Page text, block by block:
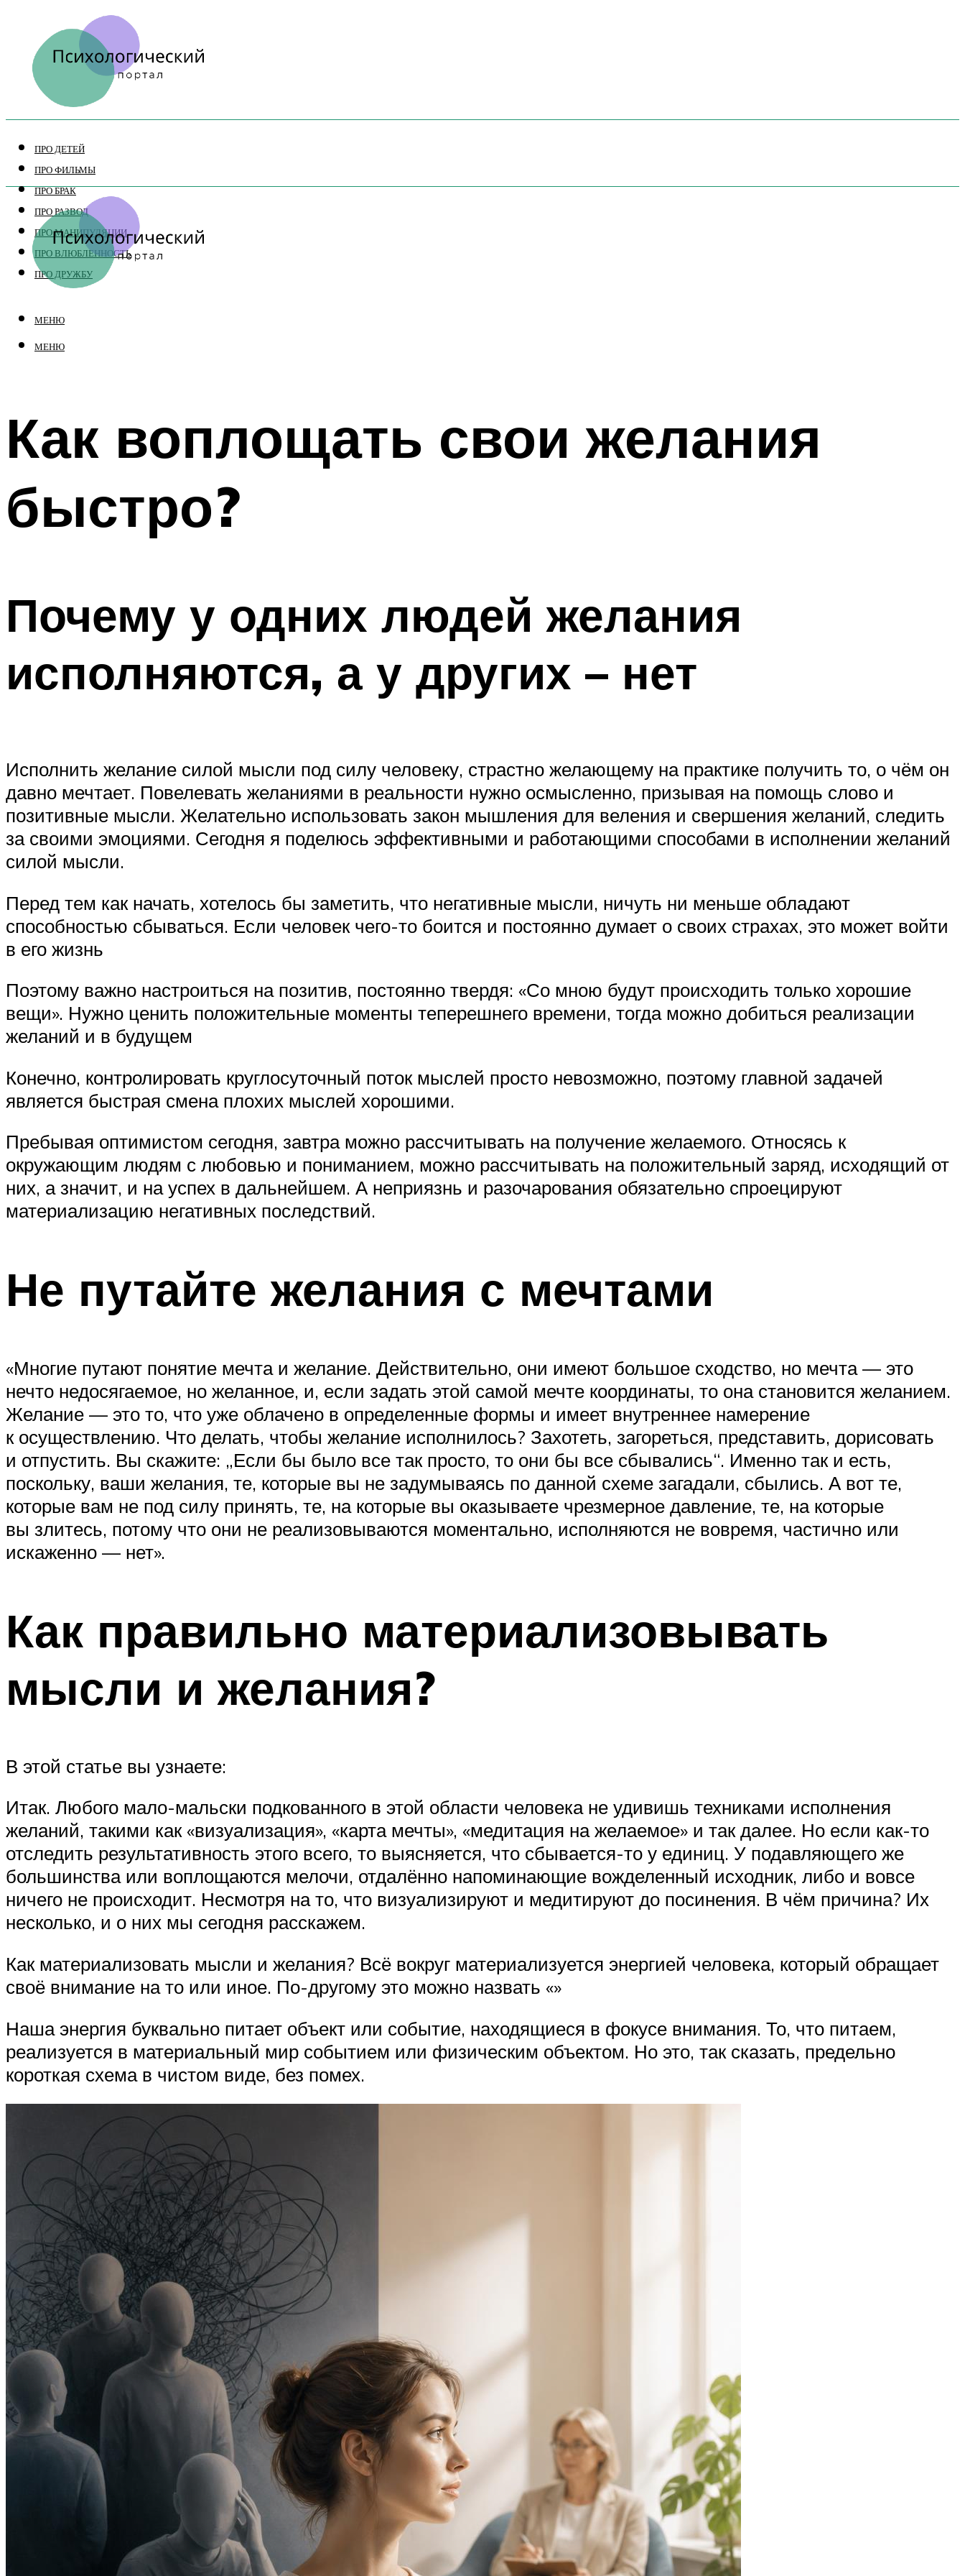
ПРО ДЕТЕЙ
ПРО ФИЛЬМЫ
ПРО БРАК
ПРО РАЗВОД
ПРО МАНИПУЛЯЦИИ
ПРО ВЛЮБЛЕННОСТЬ
ПРО ДРУЖБУ
МЕНЮ
МЕНЮ
Как воплощать свои желания
быстро?
Почему у одних людей желания
исполняются, а у других – нет
Исполнить желание силой мысли под силу человеку, страстно желающему на практике получить то, о чём он
давно мечтает. Повелевать желаниями в реальности нужно осмысленно, призывая на помощь слово и
позитивные мысли. Желательно использовать закон мышления для веления и свершения желаний, следить
за своими эмоциями. Сегодня я поделюсь эффективными и работающими способами в исполнении желаний
силой мысли.
Перед тем как начать, хотелось бы заметить, что негативные мысли, ничуть ни меньше обладают
способностью сбываться. Если человек чего-то боится и постоянно думает о своих страхах, это может войти
в его жизнь
Поэтому важно настроиться на позитив, постоянно твердя: «Со мною будут происходить только хорошие
вещи». Нужно ценить положительные моменты теперешнего времени, тогда можно добиться реализации
желаний и в будущем
Конечно, контролировать круглосуточный поток мыслей просто невозможно, поэтому главной задачей
является быстрая смена плохих мыслей хорошими.
Пребывая оптимистом сегодня, завтра можно рассчитывать на получение желаемого. Относясь к
окружающим людям с любовью и пониманием, можно рассчитывать на положительный заряд, исходящий от
них, а значит, и на успех в дальнейшем. А неприязнь и разочарования обязательно спроецируют
материализацию негативных последствий.
Не путайте желания с мечтами
«Многие путают понятие мечта и желание. Действительно, они имеют большое сходство, но мечта — это
нечто недосягаемое, но желанное, и, если задать этой самой мечте координаты, то она становится желанием.
Желание — это то, что уже облачено в определенные формы и имеет внутреннее намерение
к осуществлению. Что делать, чтобы желание исполнилось? Захотеть, загореться, представить, дорисовать
и отпустить. Вы скажите: „Если бы было все так просто, то они бы все сбывались“. Именно так и есть,
поскольку, ваши желания, те, которые вы не задумываясь по данной схеме загадали, сбылись. А вот те,
которые вам не под силу принять, те, на которые вы оказываете чрезмерное давление, те, на которые
вы злитесь, потому что они не реализовываются моментально, исполняются не вовремя, частично или
искаженно — нет».
Как правильно материализовывать
мысли и желания?
В этой статье вы узнаете:
Итак. Любого мало-мальски подкованного в этой области человека не удивишь техниками исполнения
желаний, такими как «визуализация», «карта мечты», «медитация на желаемое» и так далее. Но если как-то
отследить результативность этого всего, то выясняется, что сбывается-то у единиц. У подавляющего же
большинства или воплощаются мелочи, отдалённо напоминающие вожделенный исходник, либо и вовсе
ничего не происходит. Несмотря на то, что визуализируют и медитируют до посинения. В чём причина? Их
несколько, и о них мы сегодня расскажем.
Как материализовать мысли и желания? Всё вокруг материализуется энергией человека, который обращает
своё внимание на то или иное. По-другому это можно назвать «»
Наша энергия буквально питает объект или событие, находящиеся в фокусе внимания. То, что питаем,
реализуется в материальный мир событием или физическим объектом. Но это, так сказать, предельно
короткая схема в чистом виде, без помех.